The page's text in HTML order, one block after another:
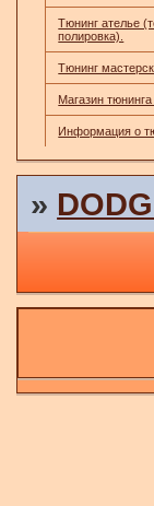
Тюнинг ателье
полировка).
Тюнинг
Магазин
Информация о
»